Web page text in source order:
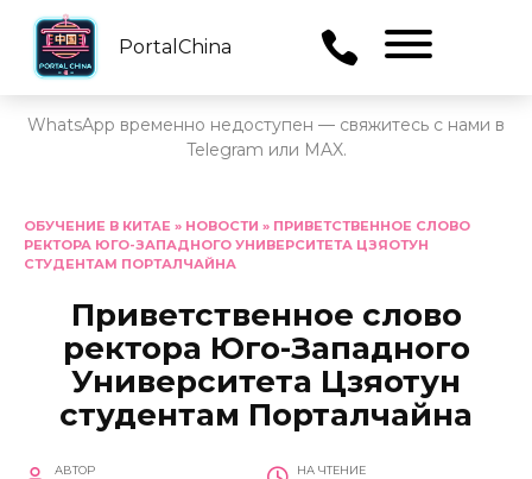
PortalChina
WhatsApp временно недоступен — свяжитесь с нами в
Telegram или MAX.
содержанию
ОБУЧЕНИЕ В КИТАЕ » НОВОСТИ » ПРИВЕТСТВЕННОЕ СЛОВО
РЕКТОРА ЮГО-ЗАПАДНОГО УНИВЕРСИТЕТА ЦЗЯОТУН
СТУДЕНТАМ ПОРТАЛЧАЙНА
Приветственное слово
ректора Юго-Западного
Университета Цзяотун
студентам Порталчайна
АВТОР НА ЧТЕНИЕ